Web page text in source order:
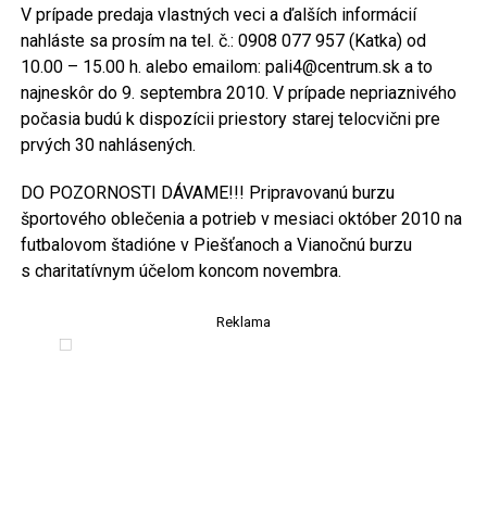
V prípade predaja vlastných veci a ďalších informácií
nahláste sa prosím na tel. č.: 0908 077 957 (Katka) od
10.00 – 15.00 h. alebo emailom: pali4@centrum.sk a to
najneskôr do 9. septembra 2010. V prípade nepriaznivého
počasia budú k dispozícii priestory starej telocvični pre
prvých 30 nahlásených.
DO POZORNOSTI DÁVAME!!! Pripravovanú burzu
športového oblečenia a potrieb v mesiaci október 2010 na
futbalovom štadióne v Piešťanoch a Vianočnú burzu
s charitatívnym účelom koncom novembra.
Reklama